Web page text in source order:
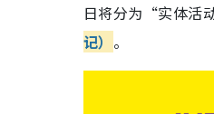
日将分为“实体活
记） 。